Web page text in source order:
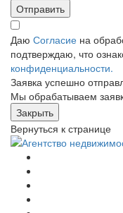
Отправить
Даю Согласие на
подтверждаю, что
конфиденциальности.
Заявка успешно
Мы обрабатываем
Закрыть
Вернуться к странице